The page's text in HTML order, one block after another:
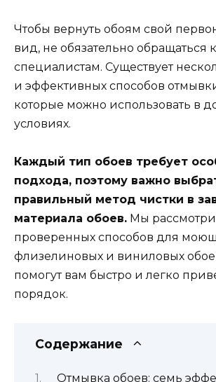
Чтобы вернуть обоям свой
вид, не обязательно обращаться к
специалистам. Существует
и эффективных способов
которые можно использовать в
условиях.
Каждый тип обоев требует
подхода, поэтому важно
правильный метод чистки в
материала обоев. Мы
проверенных способов для
флизелиновых и виниловых
помогут вам быстро и легко
порядок.
Содержание
Отмывка обоев: семь